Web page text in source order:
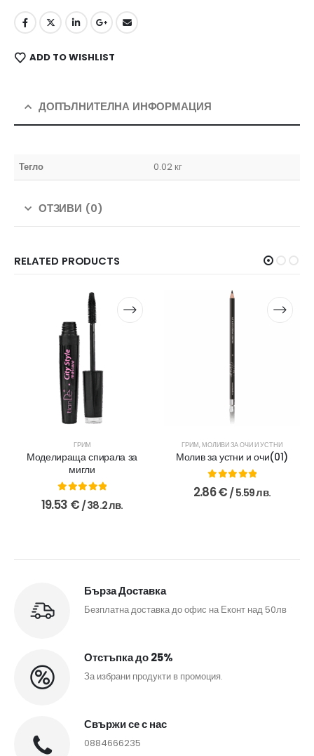
ADD TO WISHLIST
ДОПЪЛНИТЕЛНА ИНФОРМАЦИЯ
Тегло 0.02 кг
ОТЗИВИ (0)
RELATED PRODUCTS
ГРИМ
Моделираща спирала за
мигли
0out of 5
19.53 € / 38.2 лв.
ГРИМ,МОЛИВИ ЗА ОЧИ И УСТНИ
Молив за устни и очи(01)
0out of 5
2.86€ / 5.59 лв.
Бърза Доставка
Безплатна доставка до офис на Еконт над 50лв
Отстъпка до 25%
За избрани продукти в промоция.
Свържи се с нас
0884666235